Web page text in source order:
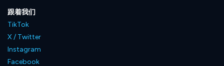
跟着我们
TikTok
X / Twitter
Instagram
Facebook